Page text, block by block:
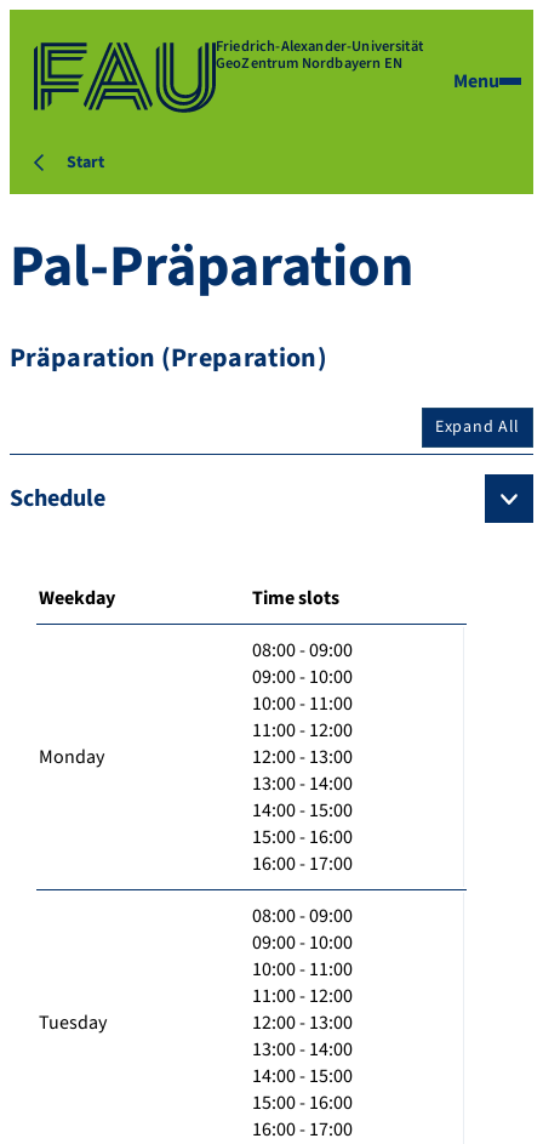
Friedrich-Alexander-Universität
GeoZentrum Nordbayern EN
Menu
Start
Pal-Präparation
Präparation (Preparation)
Expand All
Schedule
Weekday Time slots
Monday
08:00 - 09:00
09:00 - 10:00
10:00 - 11:00
11:00 - 12:00
12:00 - 13:00
13:00 - 14:00
14:00 - 15:00
15:00 - 16:00
16:00 - 17:00
Tuesday
08:00 - 09:00
09:00 - 10:00
10:00 - 11:00
11:00 - 12:00
12:00 - 13:00
13:00 - 14:00
14:00 - 15:00
15:00 - 16:00
16:00 - 17:00